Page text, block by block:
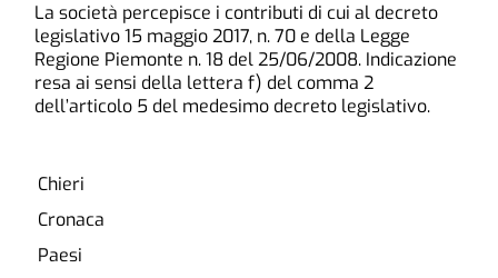
La società percepisce i contributi di cui al decreto
legislativo 15 maggio 2017, n. 70 e della Legge
Regione Piemonte n. 18 del 25/06/2008. Indicazione
resa ai sensi della lettera f) del comma 2
dell’articolo 5 del medesimo decreto legislativo.
Chieri
Cronaca
Paesi